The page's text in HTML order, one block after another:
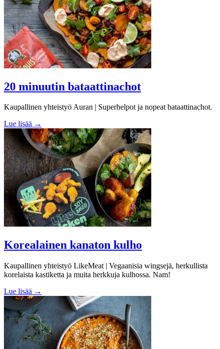
20 minuutin bataattinachot
Kaupallinen yhteistyö Auran | Superhelpot ja nopeat bataattinachot.
Lue lisää →
Korealainen kanaton kulho
Kaupallinen yhteistyö LikeMeat | Vegaanisia wingsejä, herkullista
korelaista kastiketta ja muita herkkuja kulhossa. Nam!
Lue lisää →